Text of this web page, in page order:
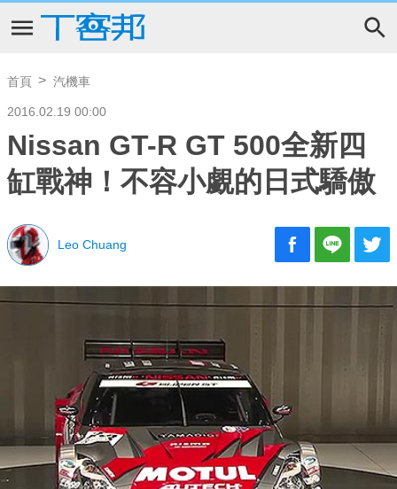
首頁 汽機車
2016.02.19 00:00
Nissan GT-R GT 500全新四
缸戰神！不容小覷的日式驕傲
Leo Chuang